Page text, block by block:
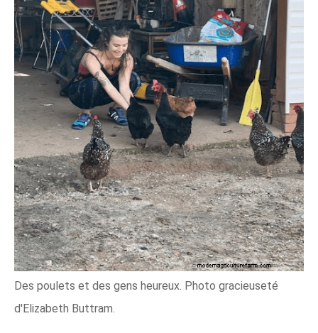
Des poulets et des gens heureux. Photo gracieuseté
d'Elizabeth Buttram.